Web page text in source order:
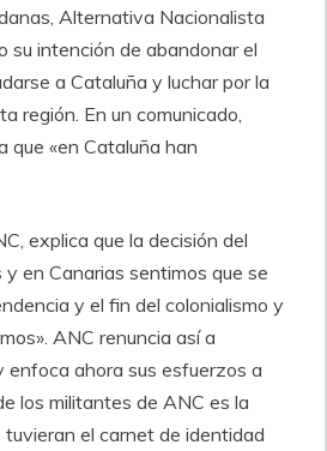
Alternativa Nacionalista
su intención de abandonar el
a Cataluña y luchar por la
región. En un comunicado,
que «en Cataluña han
explica que la decisión del
en Canarias sentimos que se
y el fin del colonialismo y
ANC renuncia así a
enfoca ahora sus esfuerzos a
los militantes de ANC es la
tuvieran el carnet de identidad